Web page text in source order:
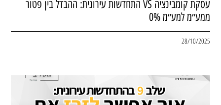
עסקת קומבינציה VS התחדשות עירונית: ההבדל בין פטור
ממע״מ למע״מ 0%
28/10/2025